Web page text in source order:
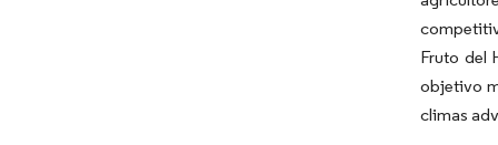
Fruto del
objetivo
climas